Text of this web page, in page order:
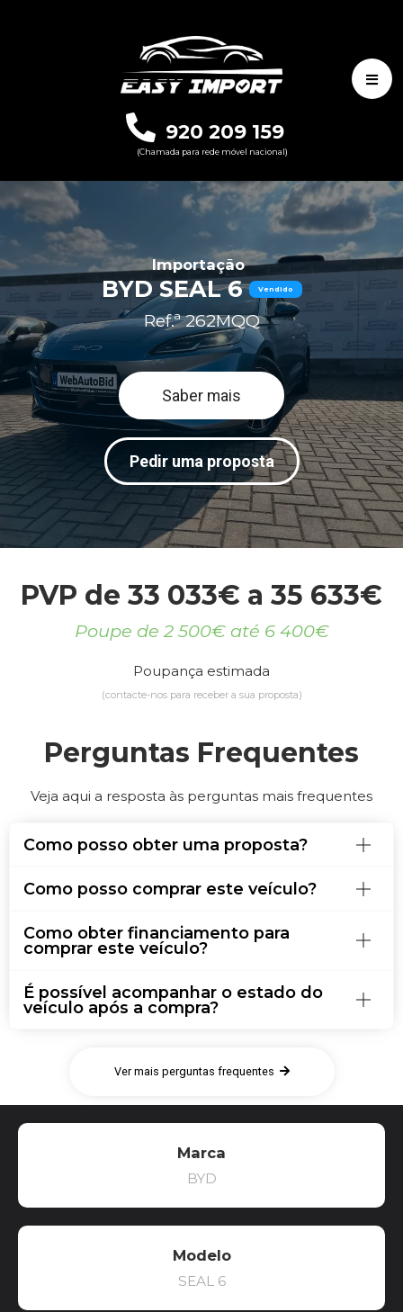
920 209 159
(Chamada para rede móvel nacional)
Importação
BYD SEAL 6 Vendido
Ref.ª 262MQQ
Saber mais
Pedir uma proposta
PVP de 33 033€ a 35 633€
Poupe de 2 500€ até 6 400€
Poupança estimada
(contacte-nos para receber a sua proposta)
Perguntas Frequentes
Veja aqui a resposta às perguntas mais frequentes
Como posso obter uma proposta?
Como posso comprar este veículo?
Como obter financiamento para
comprar este veículo?
É possível acompanhar o estado do
veículo após a compra?
Ver mais perguntas frequentes
Marca
BYD
Modelo
SEAL 6